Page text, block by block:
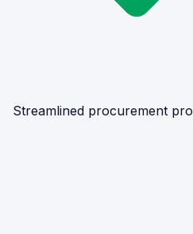
Streamlined procurement